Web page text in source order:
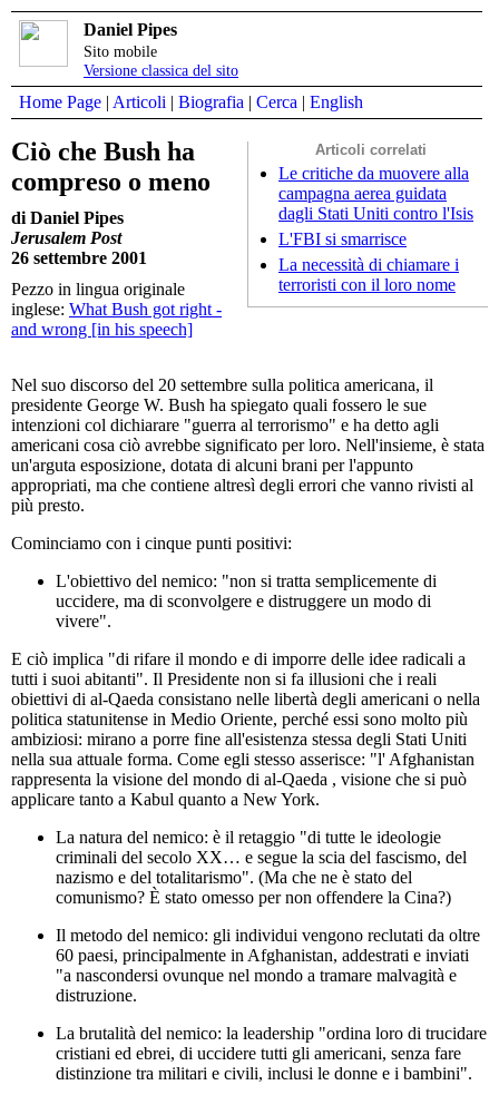
Daniel Pipes
Sito mobile
Versione classica del sito
Home Page | Articoli | Biografia | Cerca | English
Articoli correlati
Le critiche da muovere alla
campagna aerea guidata
dagli Stati Uniti contro l'Isis
L'FBI si smarrisce
La necessità di chiamare i
terroristi con il loro nome
Ciò che Bush ha
compreso o meno
di Daniel Pipes
Jerusalem Post
26 settembre 2001
Pezzo in lingua originale
inglese: What Bush got right -
and wrong [in his speech]
Nel suo discorso del 20 settembre sulla politica americana, il
presidente George W. Bush ha spiegato quali fossero le sue
intenzioni col dichiarare "guerra al terrorismo" e ha detto agli
americani cosa ciò avrebbe significato per loro. Nell'insieme, è stata
un'arguta esposizione, dotata di alcuni brani per l'appunto
appropriati, ma che contiene altresì degli errori che vanno rivisti al
più presto.
Cominciamo con i cinque punti positivi:
L'obiettivo del nemico: "non si tratta semplicemente di
uccidere, ma di sconvolgere e distruggere un modo di
vivere".
E ciò implica "di rifare il mondo e di imporre delle idee radicali a
tutti i suoi abitanti". Il Presidente non si fa illusioni che i reali
obiettivi di al-Qaeda consistano nelle libertà degli americani o nella
politica statunitense in Medio Oriente, perché essi sono molto più
ambiziosi: mirano a porre fine all'esistenza stessa degli Stati Uniti
nella sua attuale forma. Come egli stesso asserisce: "l' Afghanistan
rappresenta la visione del mondo di al-Qaeda , visione che si può
applicare tanto a Kabul quanto a New York.
La natura del nemico: è il retaggio "di tutte le ideologie
criminali del secolo XX… e segue la scia del fascismo, del
nazismo e del totalitarismo". (Ma che ne è stato del
comunismo? È stato omesso per non offendere la Cina?)
Il metodo del nemico: gli individui vengono reclutati da oltre
60 paesi, principalmente in Afghanistan, addestrati e inviati
"a nascondersi ovunque nel mondo a tramare malvagità e
distruzione.
La brutalità del nemico: la leadership "ordina loro di trucidare
cristiani ed ebrei, di uccidere tutti gli americani, senza fare
distinzione tra militari e civili, inclusi le donne e i bambini".